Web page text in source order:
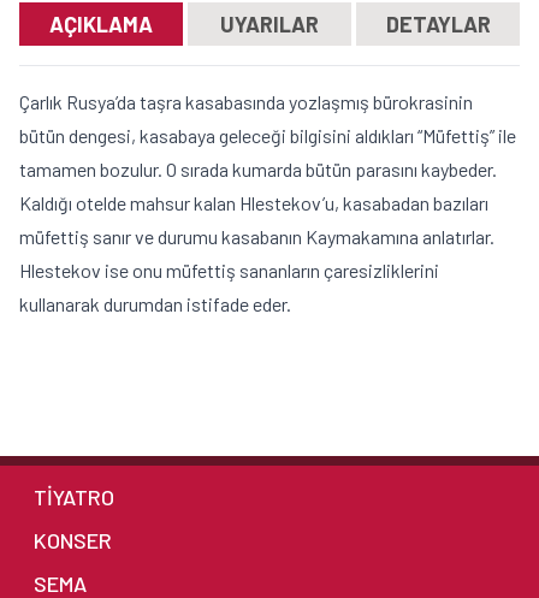
AÇIKLAMA UYARILAR DETAYLAR
Çarlık Rusya’da taşra kasabasında yozlaşmış bürokrasinin
bütün dengesi, kasabaya geleceği bilgisini aldıkları “Müfettiş” ile
tamamen bozulur. O sırada kumarda bütün parasını kaybeder.
Kaldığı otelde mahsur kalan Hlestekov’u, kasabadan bazıları
müfettiş sanır ve durumu kasabanın Kaymakamına anlatırlar.
Hlestekov ise onu müfettiş sananların çaresizliklerini
kullanarak durumdan istifade eder.
TİYATRO
KONSER
SEMA